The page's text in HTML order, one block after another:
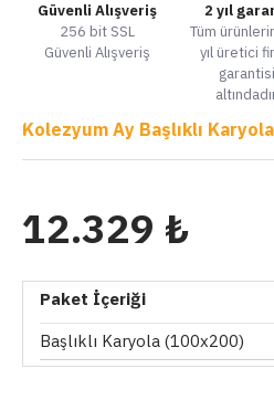
Güvenli Alışveriş
256 bit SSL
Güvenli Alışveriş
2 yıl
Tüm
yıl üretici
garantisi
Kolezyum Ay Başlıklı Karyola
12.329 ₺
Paket İçeriği
Başlıklı Karyola (100x200)